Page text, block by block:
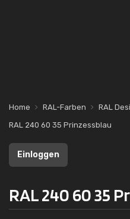
Home RAL-Farben RAL
RAL 240 60 35 Prinzessblau
Einloggen
RAL 240 60 35